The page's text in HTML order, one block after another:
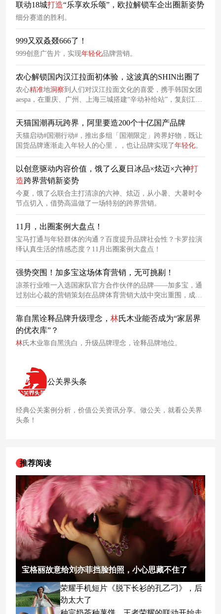
联动18城打造“乐享欢乐颂”，欧拉解锁车企出圈新姿势
细分赛道的胜利。
999又双叒叕666了！
999创意广告片，实现年轻化品牌营销。
农心解锁国内汉江拉面初体验，这波真的SHIN出圈了
农心精准地洞察到人们对汉江拉面文化的喜爱，携手韩国女团
aespa，在重庆、广州、上海三城搭建“辛动补给站”，复刻江边
吃拉面场景，将品牌Slogan“一口辛拉面，我又SHIN了”焊进年
轻人的DNA中。
天猫国潮再玩跨界，阿里要造200个十亿国产品牌
天猫启动#国潮行动#，推出多组「国潮限定」跨界好物，既让
国货品牌逐渐走入年轻人的心里，，也让品牌实现了年轻化。
以创意驱动内容价值，饿了么夏日冰品×炫迈×六神打
造跨界营销新姿势
今夏，饿了么联合主打清凉的六神、炫迈，从小暑、大暑时令
节点切入，借势高温做了一场特别的跨界营销。
11月，出圈案例大盘点！
宝马打通与年轻群体的沟通？百度提升品牌社会性？卡罗拉演
绎认真生活的情感态度？11月出圈案例大盘点！
强势突围！加多宝这场体育营销，无可挑剔！
凉茶行业唯一入选国家队官方合作伙伴的品牌——加多宝，通
过别出心裁的营销策划在品牌体育营销大战中突出重围，成为
跨界体育圈的营销风向标。
靠自黑诠释品牌升级理念， 林氏木业能否成为“家居界
的优衣库”？
林氏木业靠自黑洗白，升级品牌理念，诠释品牌地位。
公关界头条
经典公关案例分析，价值公关资讯分享。做公关，就看公关界
头条！
推荐阅读
宝格丽故意给刘亦菲挡脸拍照，小心思藏不住了
荣耀手机短片《脱下长衫的孔乙刁》，后
劲太大了